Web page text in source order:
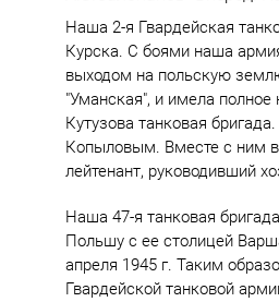
Наша 2-я Гвардейская
Курска. С боями наша
выходом на польскую
"Уманская", и имела
Кутузова танковая
Копыловым. Вместе с ним
лейтенант, руководивший
Наша 47-я танковая
Польшу с ее столицей
апреля 1945 г. Таким
Гвардейской танковой